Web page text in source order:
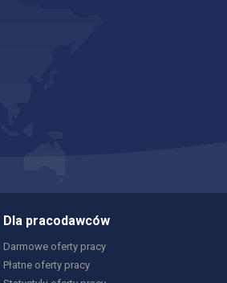
Dla pracodawców
Darmowe oferty pracy
Płatne oferty pracy